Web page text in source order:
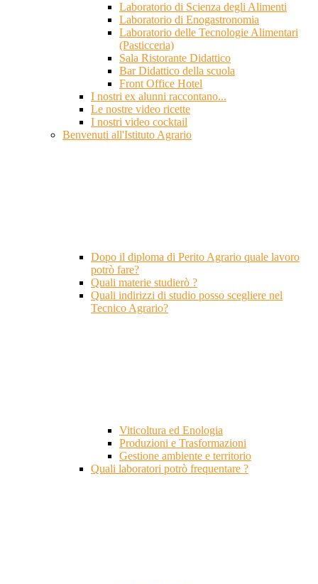
Laboratorio di Scienza degli Alimenti
Laboratorio di Enogastronomia
Laboratorio delle Tecnologie Alimentari
(Pasticceria)
Sala Ristorante Didattico
Bar Didattico della scuola
Front Office Hotel
I nostri ex alunni raccontano...
Le nostre video ricette
I nostri video cocktail
Benvenuti all'Istituto Agrario
Dopo il diploma di Perito Agrario quale lavoro
potrò fare?
Quali materie studierò ?
Quali indirizzi di studio posso scegliere nel
Tecnico Agrario?
Viticoltura ed Enologia
Produzioni e Trasformazioni
Gestione ambiente e territorio
Quali laboratori potrò frequentare ?